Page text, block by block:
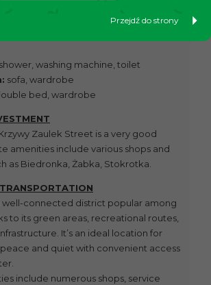
Przejdź do strony
shower, washing machine, toilet
sofa, wardrobe
bed, wardrobe
Zaulek Street is a very good
amenities include various shops and
as Biedronka, Żabka, Stokrotka.
well-connected district popular among
to its green areas, recreational routes,
It’s an ideal location for
and quiet with convenient access
include numerous shops, service